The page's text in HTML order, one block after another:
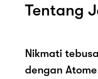
Tentang
Nikmati
dengan